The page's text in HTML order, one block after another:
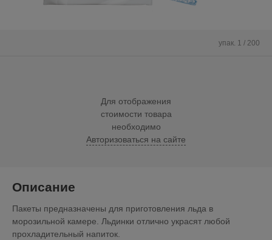
упак. 1 / 200
Для отображения
стоимости товара
необходимо
Авторизоваться на сайте
Описание
Пакеты предназначены для приготовления льда в
морозильной камере. Льдинки отлично украсят любой
прохладительный напиток.